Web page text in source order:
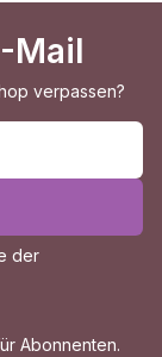
Mail
verpassen?
der
Abonnenten.